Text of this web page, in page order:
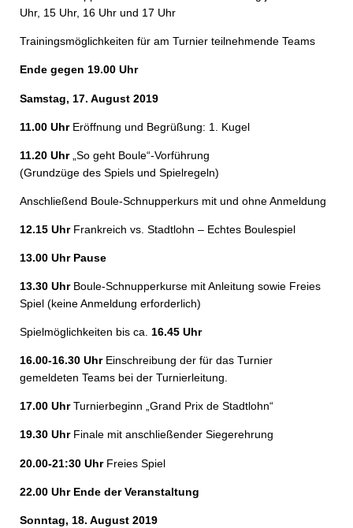
Uhr, 15 Uhr, 16 Uhr und 17 Uhr
Trainingsmöglichkeiten für am Turnier teilnehmende Teams
Ende gegen 19.00 Uhr
Samstag, 17. August 2019
11.00 UhrEröffnung und Begrüßung: 1. Kugel
11.20 Uhr„So geht Boule“-Vorführung
(Grundzüge des Spiels und Spielregeln)
Anschließend Boule-Schnupperkurs mit und ohne Anmeldung
12.15 UhrFrankreich vs. Stadtlohn – Echtes Boulespiel
13.00 Uhr Pause
13.30 UhrBoule-Schnupperkurse mit Anleitung sowie Freies
Spiel (keine Anmeldung erforderlich)
Spielmöglichkeiten bis ca. 16.45 Uhr
16.00-16.30 UhrEinschreibung der für das Turnier
gemeldeten Teams bei der Turnierleitung.
17.00 UhrTurnierbeginn „Grand Prix de Stadtlohn“
19.30 UhrFinale mit anschließender Siegerehrung
20.00-21:30 UhrFreies Spiel
22.00 Uhr Ende der Veranstaltung
Sonntag, 18. August 2019